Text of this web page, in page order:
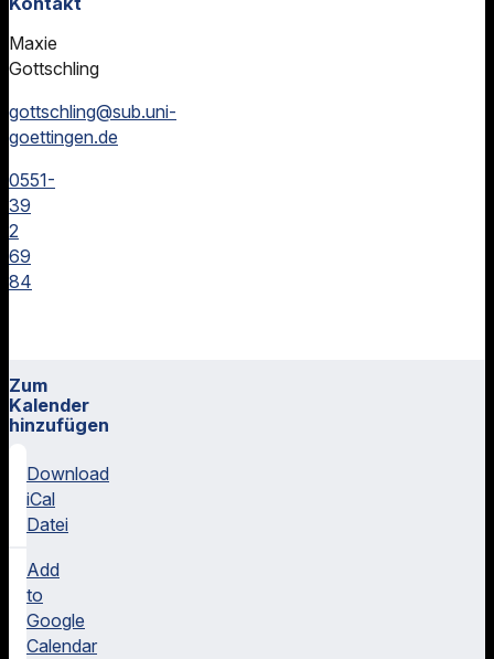
Maxie
Gottschling
gottschling@sub.uni-
goettingen.de
0551-
39
2
69
84
Zum
Kalender
hinzufügen
Download
iCal
Datei
Add
to
Google
Calendar